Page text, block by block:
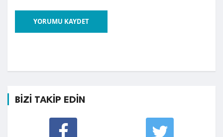
YORUMU KAYDET
BİZİ TAKİP EDİN